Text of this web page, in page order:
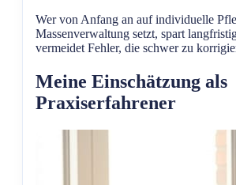
Wer von Anfang an auf individuelle
Massenverwaltung setzt, spart
vermeidet Fehler, die schwer zu
Meine Einschätzung als
Praxiserfahrener